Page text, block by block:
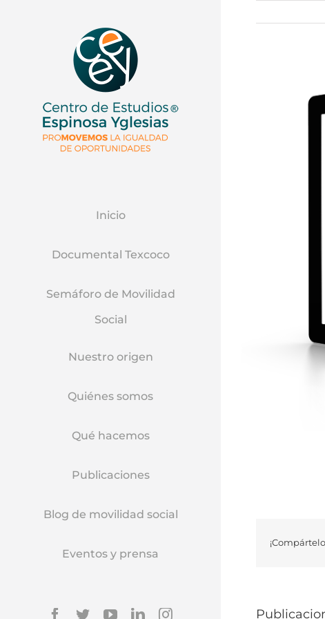
Inicio
Documental Texcoco
Semáforo de Movilidad
Social
Nuestro origen
Quiénes somos
Qué hacemos
Publicaciones
Blog de movilidad social
Eventos y prensa
Facebook
TwitterYouTubeLinkedinInstagram